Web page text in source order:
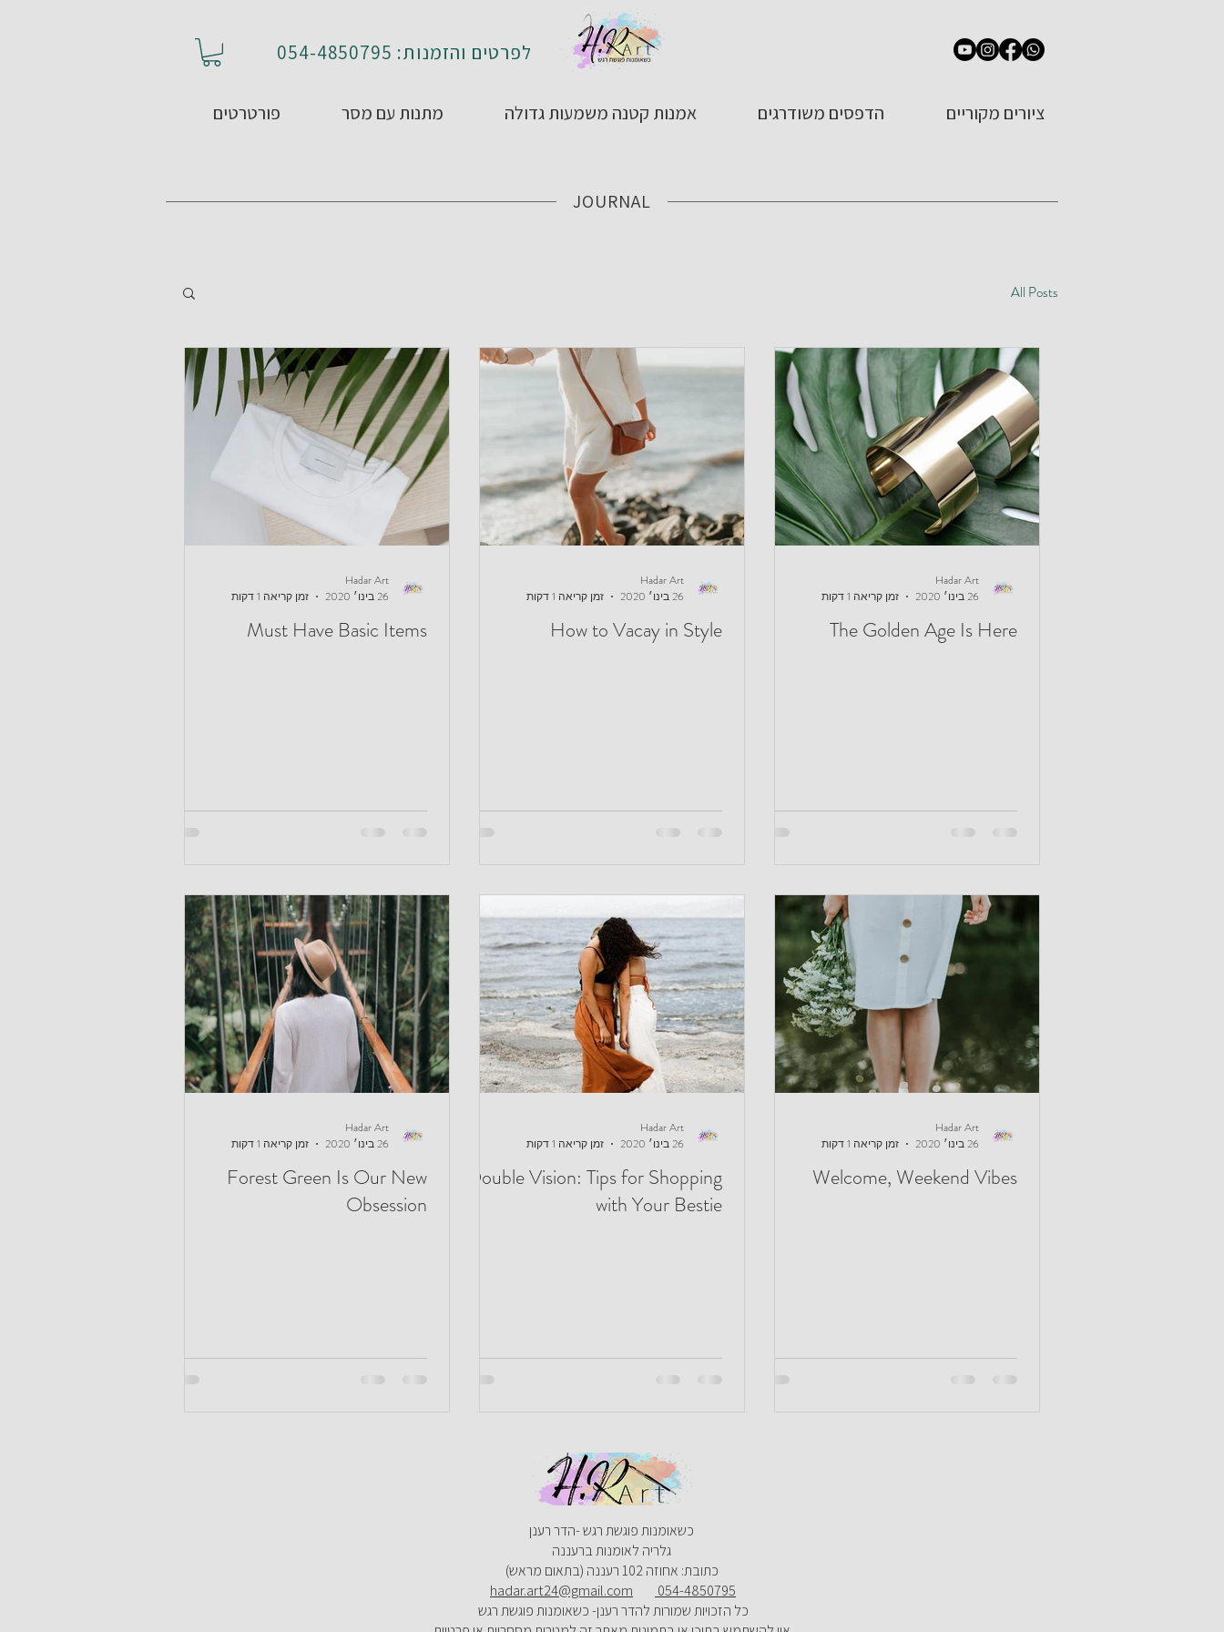
לפרטים והזמנות: 054-4850795
ציורים מקוריים הדפסים משודרגים אמנות קטנה משמעות גדולה מתנות עם מסר פורטרטים
JOURNAL
All Posts
The Golden Age Is Here
Hadar Art
26 בינו׳ 2020
זמן קריאה 1 דקות
How to Vacay in Style
Hadar Art
26 בינו׳ 2020
זמן קריאה 1 דקות
Must Have Basic Items
Hadar Art
26 בינו׳ 2020
זמן קריאה 1 דקות
Welcome, Weekend Vibes
Hadar Art
26 בינו׳ 2020
זמן קריאה 1 דקות
Double Vision: Tips for Shopping
with Your Bestie
Hadar Art
26 בינו׳ 2020
זמן קריאה 1 דקות
Forest Green Is Our New
Obsession
Hadar Art
26 בינו׳ 2020
זמן קריאה 1 דקות
כשאומנות פוגשת רגש -הדר רענן
גלריה לאומנות ברעננה
כתובת: אחוזה 102 רעננה (בתאום מראש)
hadar.art24@gmail.com
054-4850795
כל הזכויות שמורות להדר רענן- כשאומנות פוגשת רגש